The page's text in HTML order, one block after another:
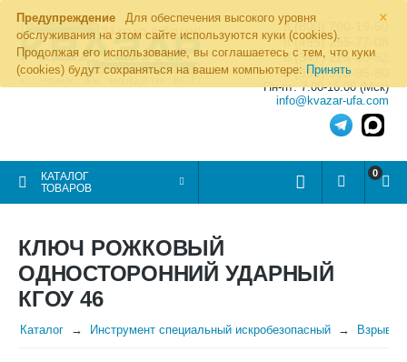
×
Предупреждение
Для обеспечения высокого уровня
обслуживания на этом сайте используются куки (cookies).
Продолжая его использование, вы соглашаетесь с тем, что куки
(cookies) будут сохраняться на вашем компьютере: Принять
8 (800) 700-19-50
8 (495) 255-77-08
8 (347) 225-00-52
8 (986) 963-95-80
Пн-пт: 7.00-16.00 (Мск)
info@kvazar-ufa.com
КАТАЛОГ
ТОВАРОВ
0
КЛЮЧ РОЖКОВЫЙ
ОДНОСТОРОННИЙ УДАРНЫЙ
КГОУ 46
Каталог Инструмент специальный искробезопасный